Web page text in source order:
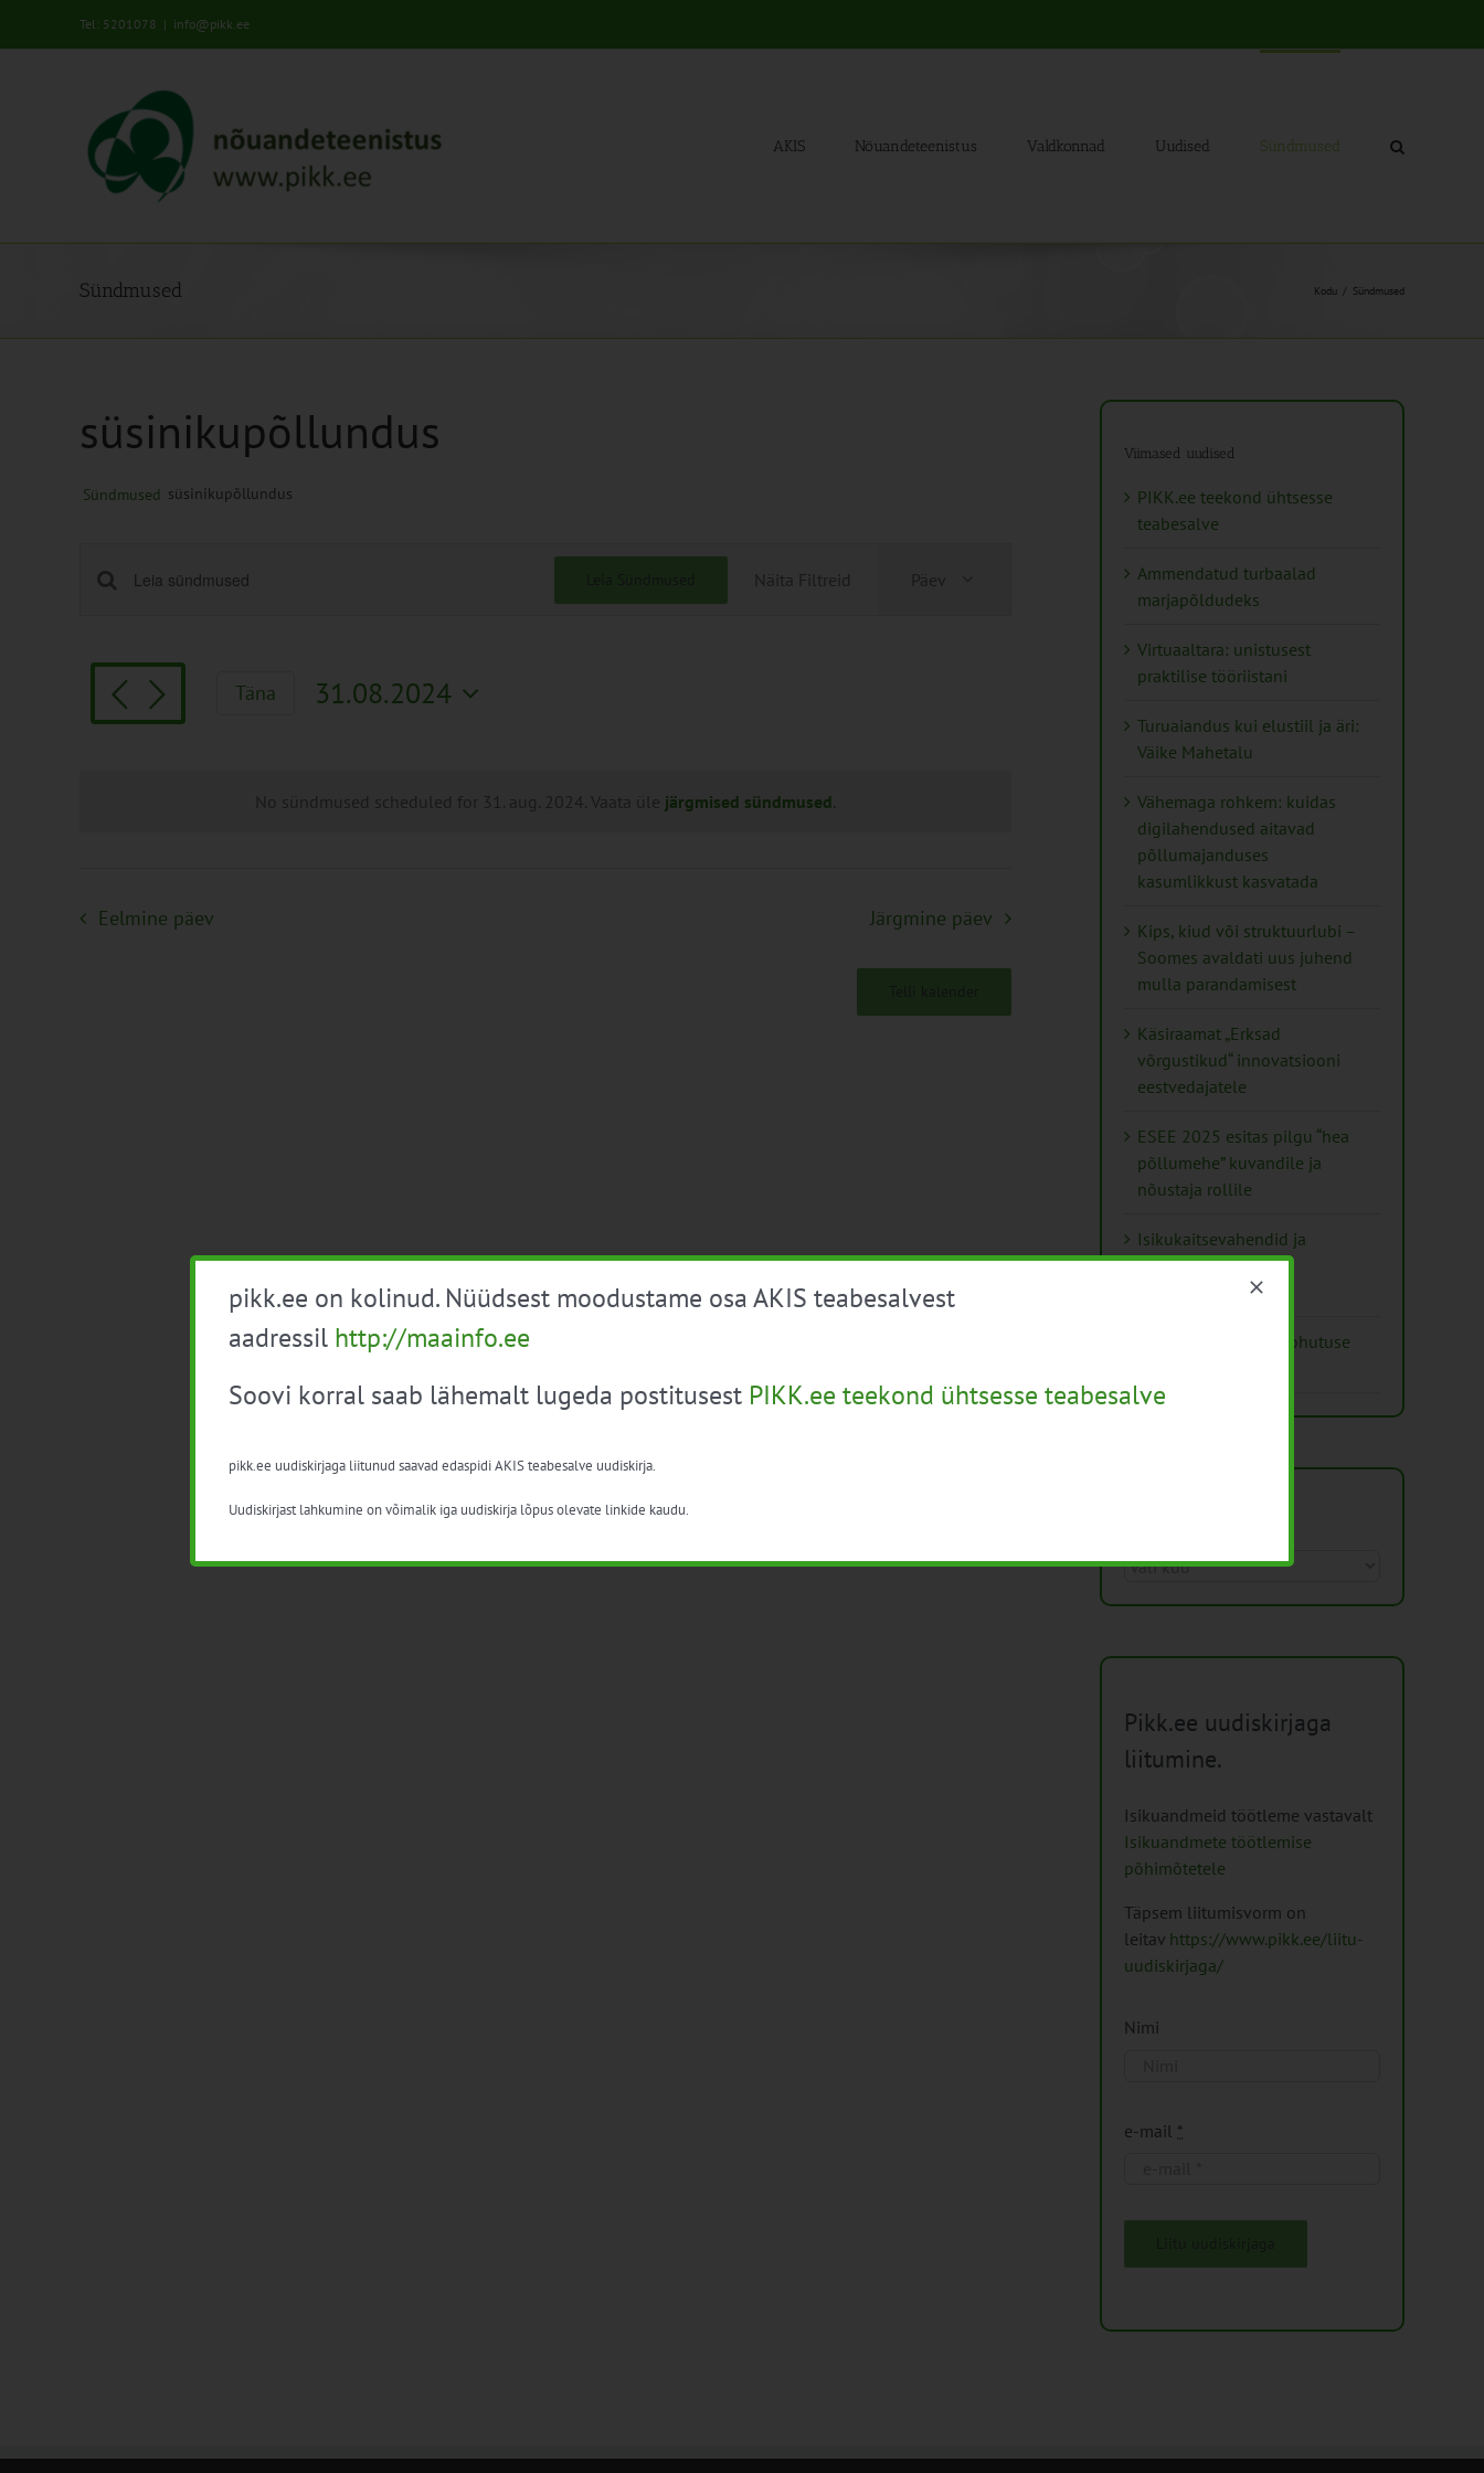
Tel: 5201078 | info@pikk.ee
AKIS Nõuandeteenistus Valdkonnad Uudised Sündmused
Sündmused Kodu Sündmused
No sündmused scheduled for 31. aug. 2024. Vaata üle järgmised sündmused
süsinikupõllundus
Sündmused süsinikupõllundus
Sündmused
Views
Navigation
Enter
for
Sündmused
by
Näita Filtreid
Views
Päev
Täna
31.08.2024
Eelmine päev Järgmine päev
Viimased uudised
PIKK.ee teekond ühtsesse
teabesalve
Ammendatud turbaalad
marjapõldudeks
Virtuaaltara: unistusest
praktilise tööriistani
Turuaiandus kui elustiil ja äri:
Väike Mahetalu
Vähemaga rohkem: kuidas
digilahendused aitavad
põllumajanduses
kasumlikkust kasvatada
Kips, kiud või struktuurlubi –
Soomes avaldati uus juhend
mulla parandamisest
Käsiraamat „Erksad
võrgustikud“ innovatsiooni
eestvedajatele
ESEE 2025 esitas pilgu “hea
põllumehe” kuvandile ja
nõustaja rollile
Isikukaitsevahendid ja
ohutusnõuded
taimekaitsetöödel
Mida näitavad toiduohutuse
Arhiiv
Pikk.ee uudiskirjaga
liitumine.
Isikuandmeid töötleme vastavalt
Isikuandmete töötlemise
põhimõtetele
Täpsem liitumisvorm on
leitav https://www.pikk.ee/liitu-
uudiskirjaga/
Nimi
e-mail *
pikk.ee on kolinud. Nüüdsest moodustame osa AKIS teabesalvest
aadressil http://maainfo.ee
Soovi korral saab lähemalt lugeda postitusest PIKK.ee teekond ühtsesse teabesalve
pikk.ee uudiskirjaga liitunud saavad edaspidi AKIS teabesalve uudiskirja.
Uudiskirjast lahkumine on võimalik iga uudiskirja lõpus olevate linkide kaudu.